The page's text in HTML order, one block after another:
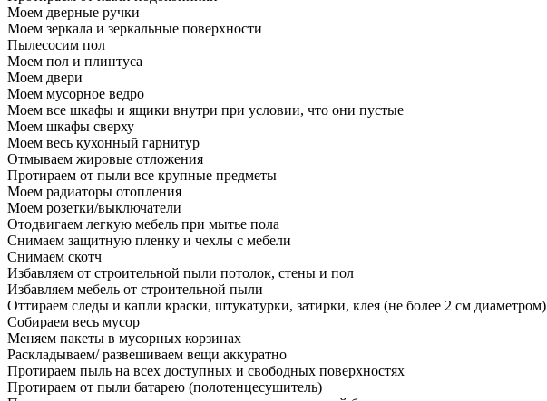
Моем дверные ручки
Моем зеркала и зеркальные поверхности
Пылесосим пол
Моем пол и плинтуса
Моем двери
Моем мусорное ведро
Моем все шкафы и ящики внутри при условии, что они пустые
Моем шкафы сверху
Моем весь кухонный гарнитур
Отмываем жировые отложения
Протираем от пыли все крупные предметы
Моем радиаторы отопления
Моем розетки/выключатели
Отодвигаем легкую мебель при мытье пола
Снимаем защитную пленку и чехлы с мебели
Снимаем скотч
Избавляем от строительной пыли потолок, стены и пол
Избавляем мебель от строительной пыли
Оттираем следы и капли краски, штукатурки, затирки, клея (не более 2 см диаметром)
Собираем весь мусор
Меняем пакеты в мусорных корзинах
Раскладываем/ развешиваем вещи аккуратно
Протираем пыль на всех доступных и свободных поверхностях
Протираем от пыли батарею (полотенцесушитель)